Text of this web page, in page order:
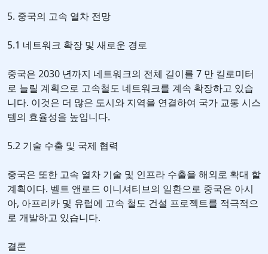
5. 중국의 고속 열차 전망
5.1 네트워크 확장 및 새로운 경로
중국은 2030 년까지 네트워크의 전체 길이를 7 만 킬로미터
로 늘릴 계획으로 고속철도 네트워크를 계속 확장하고 있습
니다. 이것은 더 많은 도시와 지역을 연결하여 국가 교통 시스
템의 효율성을 높입니다.
5.2 기술 수출 및 국제 협력
중국은 또한 고속 열차 기술 및 인프라 수출을 해외로 확대 할
계획이다. 벨트 앤로드 이니셔티브의 일환으로 중국은 아시
아, 아프리카 및 유럽에 고속 철도 건설 프로젝트를 적극적으
로 개발하고 있습니다.
결론